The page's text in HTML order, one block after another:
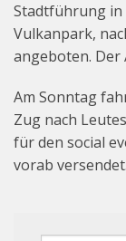
Stadtführung in
Vulkanpark,
angeboten. Der
Am Sonntag
Zug nach
für den social
vorab versendet.